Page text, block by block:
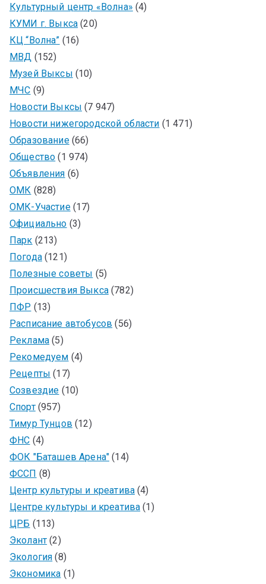
Культурный центр «Волна» (4)
КУМИ г. Выкса (20)
КЦ “Волна” (16)
МВД (152)
Музей Выксы (10)
МЧС (9)
Новости Выксы (7 947)
Новости нижегородской области (1 471)
Образование(66)
Общество (1 974)
Объявления (6)
ОМК (828)
ОМК-Участие(17)
Официально (3)
Парк (213)
Погода(121)
Полезные советы (5)
Происшествия Выкса(782)
ПФР (13)
Расписание автобусов (56)
Реклама (5)
Рекомедуем (4)
Рецепты (17)
Созвездие (10)
Спорт(957)
Тимур Тунцов (12)
ФНС (4)
ФОК "Баташев Арена" (14)
ФССП (8)
Центр культуры и креатива (4)
Центре культуры и креатива (1)
ЦРБ (113)
Эколант (2)
Экология (8)
Экономика (1)